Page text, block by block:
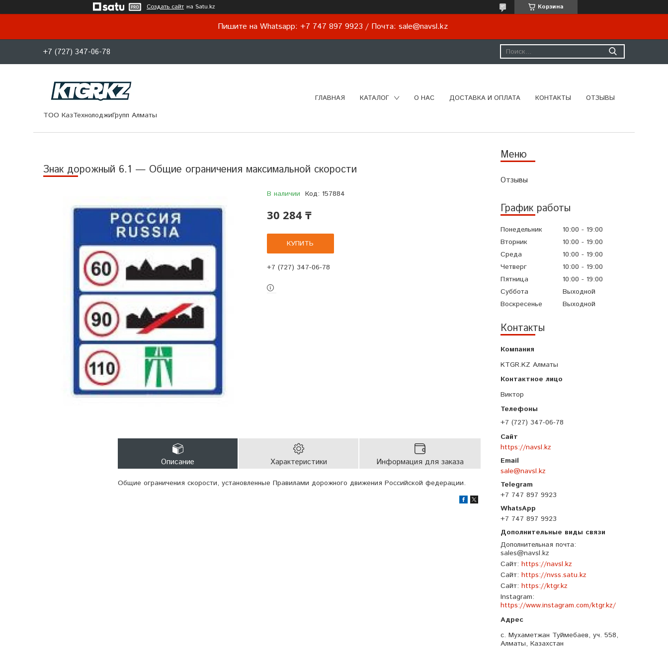
Создать сайт на Satu.kz Корзина
Пишите на Whatsapp: +7 747 897 9923 / Почта: sale@navsl.kz
+7 (727) 347-06-78
ТОО КазТехнолоджиГрупп Алматы
ГЛАВНАЯ КАТАЛОГ О НАС ДОСТАВКА И ОПЛАТА КОНТАКТЫ ОТЗЫВЫ
Отзывы
График работы
Понедельник 10:00
19:00
Вторник
10:00
19:00
Среда
10:00
19:00
Четверг
10:00
19:00
Пятница
10:00
19:00
Суббота
Выходной
Воскресенье
Выходной
Контакты
KTGR.KZ Алматы
Виктор
+7 (727) 347-06-78
https://navsl.kz
sale@navsl.kz
+7 747 897 9923
+7 747 897 9923
Дополнительная почта
sales@navsl.kz
Сайт https://navsl.kz
Сайт https://nvss.satu.kz
Сайт https://ktgr.kz
Instagram
https://www.instagram.com/ktgr.kz/
с. Мухаметжан Туймебаев, уч. 558,
Алматы, Казахстан
Знак дорожный 6.1 — Общие ограничения максимальной скорости
В наличии Код: 157884
30 284 ₸
КУПИТЬ
+7 (727) 347-06-78
Описание Характеристики Информация для заказа
Общие ограничения скорости, установленные Правилами дорожного движения Российской федерации.